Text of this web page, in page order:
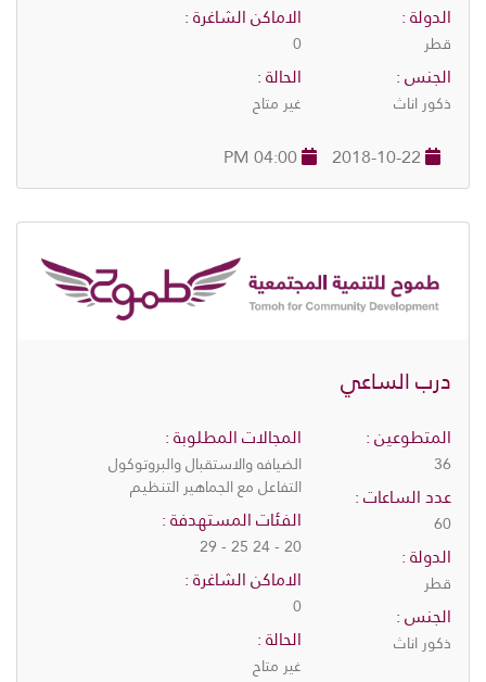
الدولة :
قطر
الجنس :
ذكور اناث
الاماكن الشاغرة :
0
الحالة :
غير متاح
درب الساعي
المتطوعين :
36
عدد الساعات :
60
الدولة :
قطر
الجنس :
ذكور اناث
المجالات المطلوبة :
الضيافه والاستقبال والبروتوكول
التفاعل مع الجماهير التنظيم
الفئات المستهدفة :
20 - 24 25 - 29
الاماكن الشاغرة :
0
الحالة :
غير متاح